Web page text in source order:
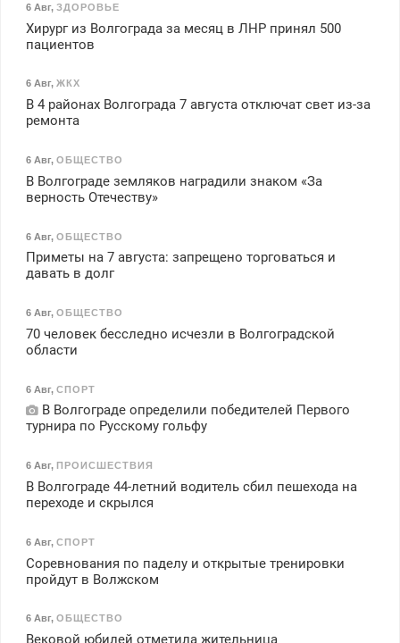
6 Авг, ЗДОРОВЬЕ
Хирург из Волгограда за месяц в ЛНР принял 500
пациентов
6 Авг, ЖКХ
В 4 районах Волгограда 7 августа отключат свет из-за
ремонта
6 Авг, ОБЩЕСТВО
В Волгограде земляков наградили знаком «За
верность Отечеству»
6 Авг, ОБЩЕСТВО
Приметы на 7 августа: запрещено торговаться и
давать в долг
6 Авг, ОБЩЕСТВО
70 человек бесследно исчезли в Волгоградской
области
6 Авг, СПОРТ
В Волгограде определили победителей Первого
турнира по Русскому гольфу
6 Авг, ПРОИСШЕСТВИЯ
В Волгограде 44-летний водитель сбил пешехода на
переходе и скрылся
6 Авг, СПОРТ
Соревнования по паделу и открытые тренировки
пройдут в Волжском
6 Авг, ОБЩЕСТВО
Вековой юбилей отметила жительница